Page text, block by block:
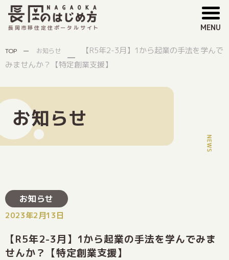
長岡市移住定住ポータルサイト MENU
TOP お知らせ
【R5年2-3月】1から起業の手法を学んで
みませんか？【特定創業支援】
お知らせ
お知らせ
2023年2月13日
【R5年2-3月】1から起業の手法を学んでみま
せんか？【特定創業支援】